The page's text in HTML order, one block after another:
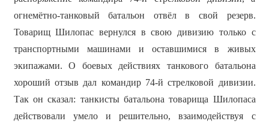
огнемётно-танковый батальон отвёл в свой резерв.
Товарищ Шилопас вернулся в свою дивизию только с
транспортными машинами и оставшимися в живых
экипажами. О боевых действиях танкового батальона
хороший отзыв дал командир 74-й стрелковой дивизии.
Так он сказал: танкисты батальона товарища Шилопаса
действовали умело и решительно, взаимодействуя с